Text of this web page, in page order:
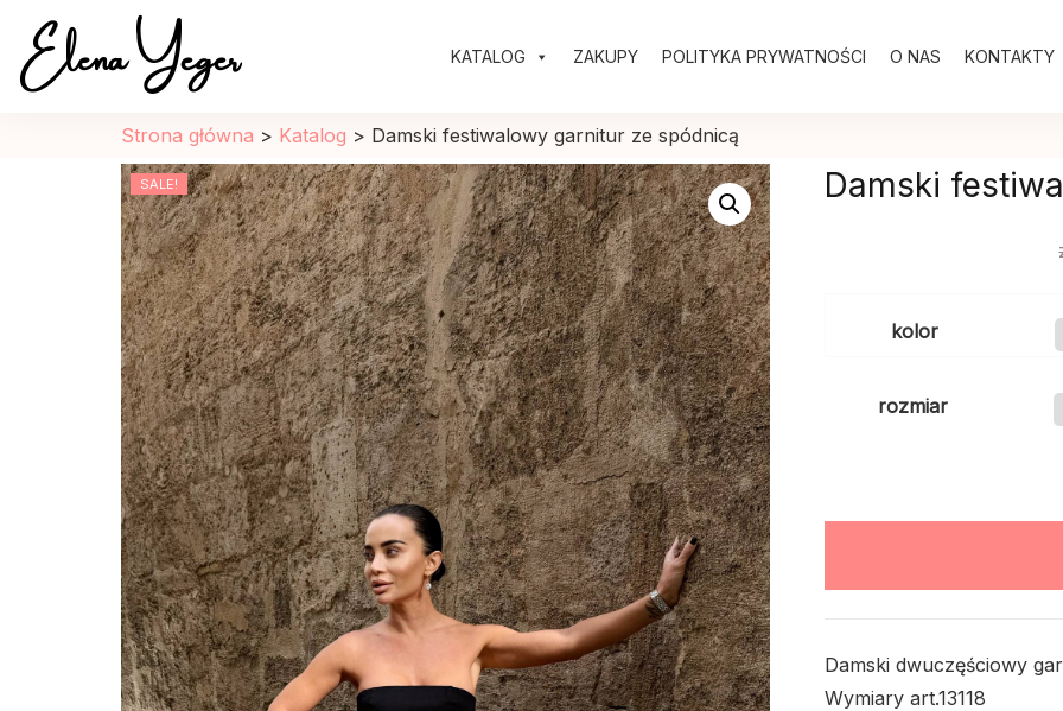
Elena Yeger
Sklep internetowy odziez damska
KATALOG ZAKUPY POLITYKA PRYWATNOŚCI O NAS KONTAKTY
Strona główna > Katalog > Damski festiwalowy garnitur ze spódnicą
SALE! Damski
kolor
rozmiar
Damski dwuczęściowy
Wymiary art.13118